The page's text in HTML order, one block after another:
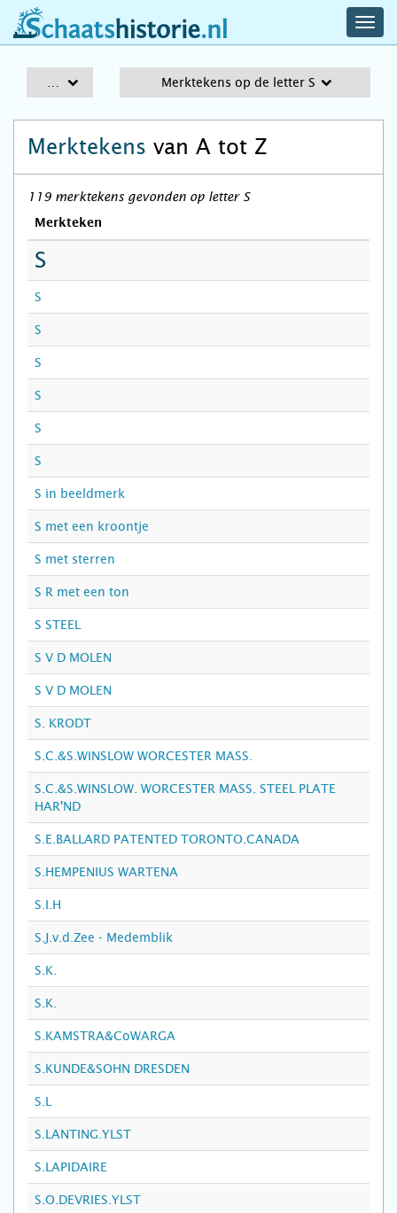
schaatshistorie.nl
Merktekens op de letter S
Merktekens van A tot Z
119 merktekens gevonden op letter S
Merkteken
S
S
S
S
S
S
S
S in beeldmerk
S met een kroontje
S met sterren
S R met een ton
S STEEL
S V D MOLEN
S V D MOLEN
S. KRODT
S.C.&S.WINSLOW WORCESTER MASS.
S.C.&S.WINSLOW. WORCESTER MASS. STEEL PLATE
HAR'ND
S.E.BALLARD PATENTED TORONTO.CANADA
S.HEMPENIUS WARTENA
S.I.H
S.J.v.d.Zee - Medemblik
S.K.
S.K.
S.KAMSTRA&CoWARGA
S.KUNDE&SOHN DRESDEN
S.L
S.LANTING.YLST
S.LAPIDAIRE
S.O.DEVRIES.YLST